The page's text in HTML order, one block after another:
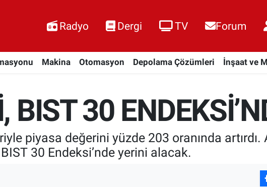
Radyo Dergi TV Forum
Makina Otomasyon Depolama Çözümleri İnşaat ve
BIST 30
piyasa değerini yüzde 203 oranında
30 Endeksi’nde yerini alacak.